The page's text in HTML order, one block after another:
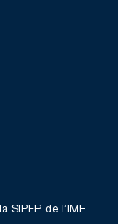
SIPFP de l’IME